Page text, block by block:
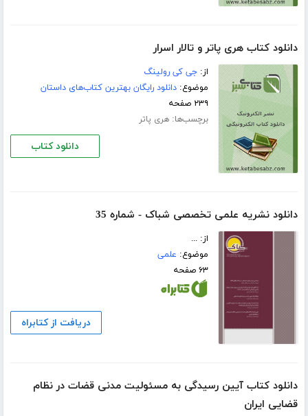
دانلود کتاب هری پاتر و تالار اسرار
از:جی کی رولینگ
موضوع:دانلود رایگان بهترین کتاب‌های داستان
۲۳۹ صفحه
برچسب‌ها:هری پاتر
دانلود کتاب
دانلود نشریه‌ علمی تخصصی شباک - شماره 35
از: ...
موضوع: علمی
۶۳ صفحه
دریافت از کتابراه
دانلود کتاب آیین رسیدگی به مسئولیت مدنی قضات در نظام
قضایی ایران